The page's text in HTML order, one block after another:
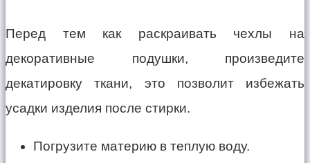
Перед тем как раскраивать чехлы на
декоративные подушки, произведите
декатировку ткани, это позволит избежать
усадки изделия после стирки.
Погрузите материю в теплую воду.